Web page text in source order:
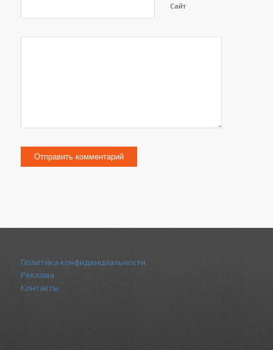
Сайт
Политика конфиденциальности
Реклама
Контакты